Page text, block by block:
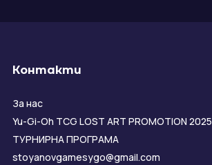
Контакти
За нас
Yu-Gi-Oh TCG LOST ART PROMOTION 2025
ТУРНИРНА ПРОГРАМА
stoyanovgamesygo@gmail.com